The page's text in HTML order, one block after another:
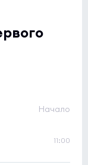
Начало
11:00